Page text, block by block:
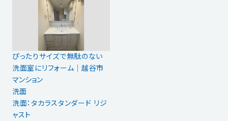
ぴったりサイズで無駄のない
洗面室にリフォーム｜越谷市
マンション
洗面
洗面：タカラスタンダード リジ
ャスト